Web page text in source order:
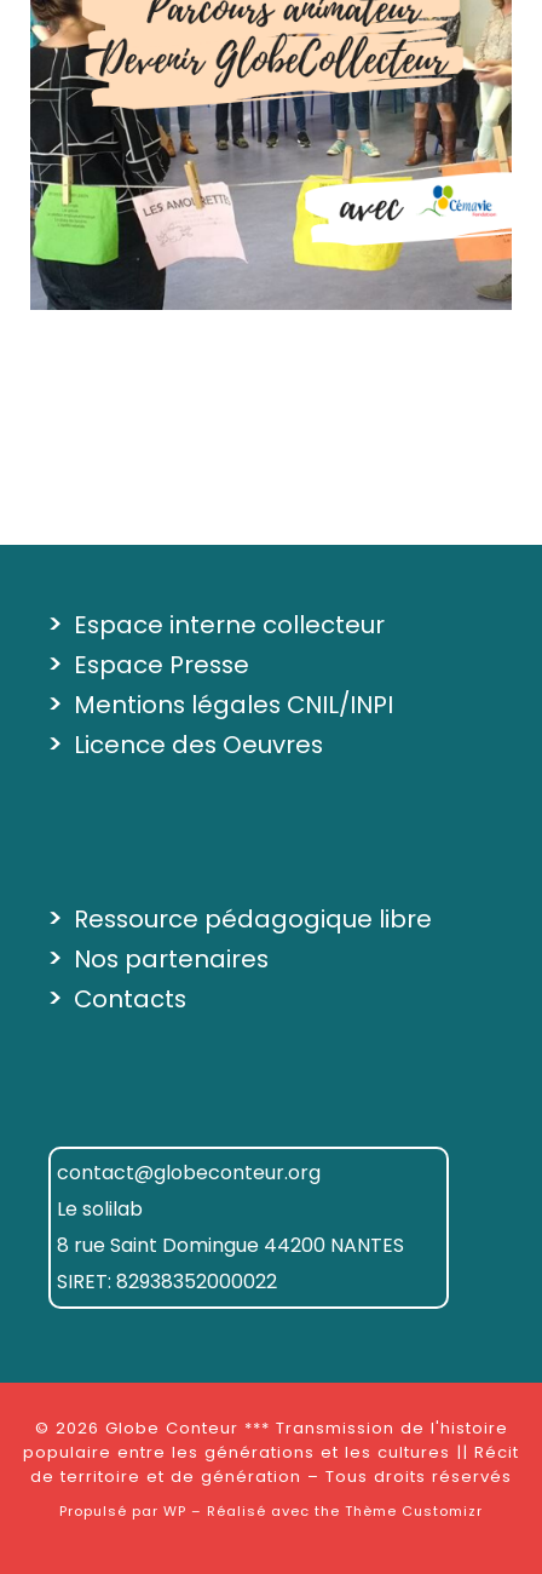
> Espace interne collecteur
> Espace Presse
> Mentions légales CNIL/INPI
> Licence des Oeuvres
> Ressource pédagogique libre
> Nos partenaires
> Contacts
contact@globeconteur.org
Le solilab
8 rue Saint Domingue 44200 NANTES
SIRET: 82938352000022
© 2026 Globe Conteur *** Transmission de l'histoire
populaire entre les générations et les cultures || Récit
de territoire et de génération – Tous droits réservés
Propulsé par WP – Réalisé avec the Thème Customizr